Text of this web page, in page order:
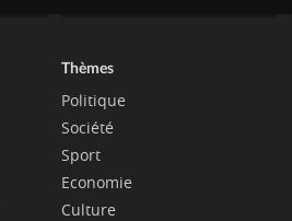
Thèmes
Politique
Société
Sport
Economie
Culture